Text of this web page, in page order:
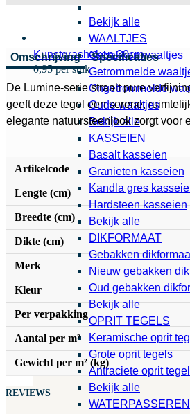
Kunstgrashaken 30cm
0,95 per stuk
Bekijk alle
WAALTJES
Gebakken waaltjes
Getrommelde
Ongetrommelde
Oude waaltjes
Bekijk alle
KASSEIEN
Basalt kasseien
Granieten kasseien
Kandla gres
Hardsteen kasseien
Bekijk alle
DIKFORMAAT
Gebakken
Nieuw gebakken
Oud gebakken
Bekijk alle
OPRIT TEGELS
Keramische oprit
Grote oprit tegels
Antraciete oprit
Bekijk alle
Omschrijving Specificaties
De Lumine-serie straalt pure
geeft deze tegel een serene,
elegante natuursteenlook zorgt voor
Artikelcode
Lengte (cm)
Breedte (cm)
Dikte (cm)
Merk
Kleur
Per verpakking
Aantal per m²
Gewicht per m² (kg)
REVIEWS